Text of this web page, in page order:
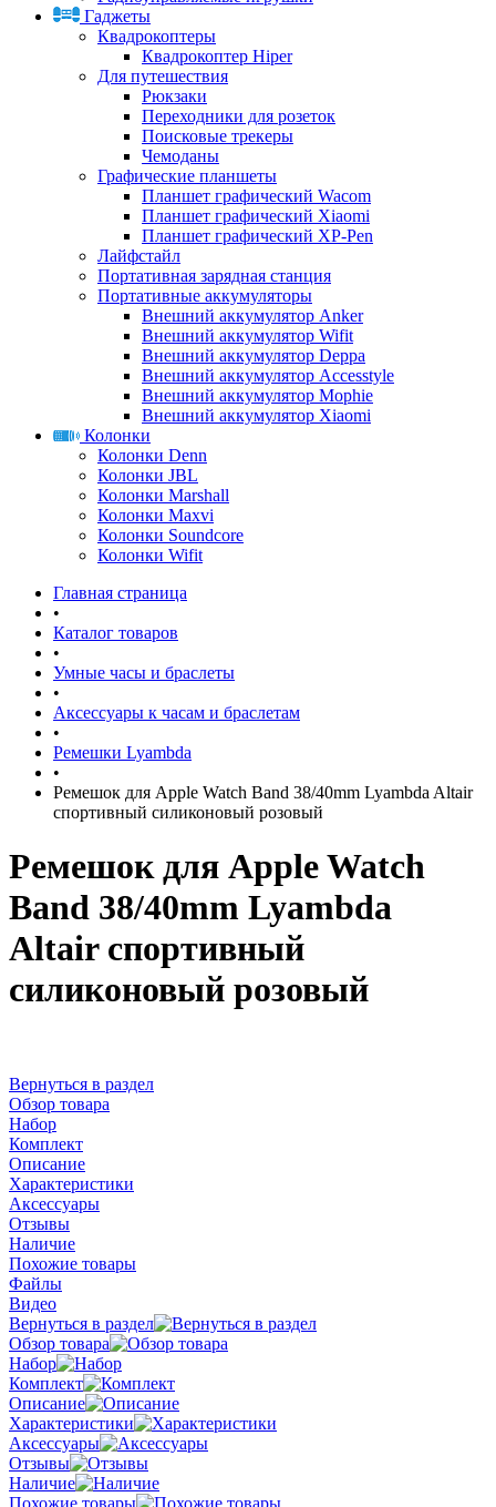
Гаджеты
Квадрокоптеры
Квадрокоптер Hiper
Для путешествия
Рюкзаки
Переходники для розеток
Поисковые трекеры
Чемоданы
Графические планшеты
Планшет графический Wacom
Планшет графический Xiaomi
Планшет графический XP-Pen
Лайфстайл
Портативная зарядная станция
Портативные аккумуляторы
Внешний аккумулятор Anker
Внешний аккумулятор Wifit
Внешний аккумулятор Deppa
Внешний аккумулятор Accesstyle
Внешний аккумулятор Mophie
Внешний аккумулятор Xiaomi
Колонки
Колонки Denn
Колонки JBL
Колонки Marshall
Колонки Maxvi
Колонки Soundcore
Колонки Wifit
Главная страница
•
Каталог товаров
•
Умные часы и браслеты
•
Аксессуары к часам и браслетам
•
Ремешки Lyambda
•
Ремешок для Apple Watch Band 38/40mm Lyambda Altair
спортивный силиконовый розовый
Ремешок для Apple Watch
Band 38/40mm Lyambda
Altair спортивный
силиконовый розовый
Вернуться в раздел
Обзор товара
Набор
Комплект
Описание
Характеристики
Аксессуары
Отзывы
Наличие
Похожие товары
Файлы
Видео
Вернуться в раздел
Обзор товара
Набор
Комплект
Описание
Характеристики
Аксессуары
Отзывы
Наличие
Похожие товары